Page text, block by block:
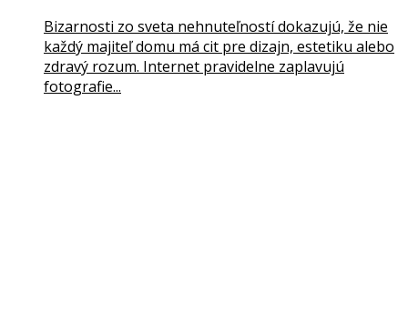
Bizarnosti zo sveta nehnuteľností dokazujú, že nie
každý majiteľ domu má cit pre dizajn, estetiku alebo
zdravý rozum. Internet pravidelne zaplavujú
fotografie...